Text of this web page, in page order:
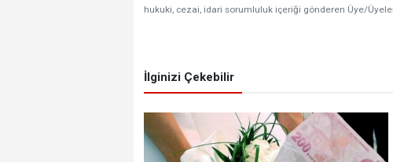
hukuki, cezai, idari sorumluluk içeriği gönderen Üye/
İlginizi Çekebilir